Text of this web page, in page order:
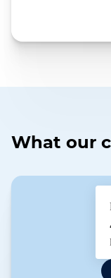
What our